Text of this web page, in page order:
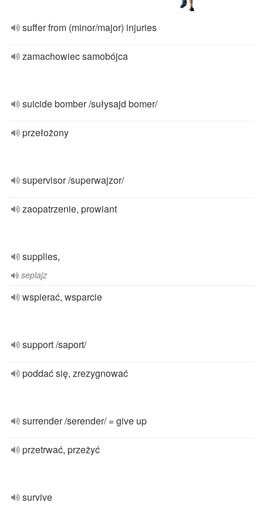
suffer from (minor/major) injuries
zamachowiec samobójca
suicide bomber /sułysajd bomer/
przełożony
supervisor /superwajzor/
zaopatrzenie, prowiant
supplies,
seplajz
wspierać, wsparcie
support /saport/
poddać się, zrezygnować
surrender /serender/ = give up
przetrwać, przeżyć
survive